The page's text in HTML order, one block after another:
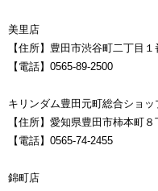
美里店
【住所】豊田市渋谷町二丁目１
【電話】0565-89-2500
キリンダム豊田元町総合ショッ
【住所】愛知県豊田市柿本町
【電話】0565-74-2455
錦町店